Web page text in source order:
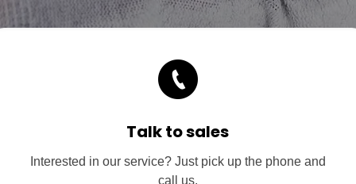
Talk to sales
Interested in our service? Just pick up the phone and
call us.